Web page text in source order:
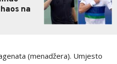
na
(menadžera). Umjesto